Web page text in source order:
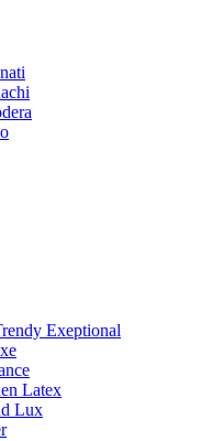
Exeptional
Latex
Lux